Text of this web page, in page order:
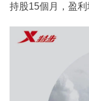
持股15個月，盈利